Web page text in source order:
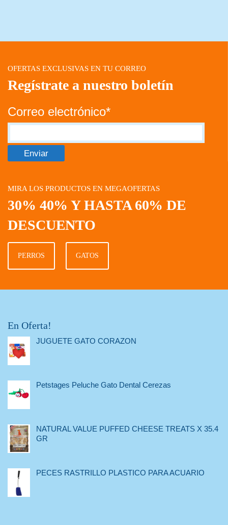
OFERTAS EXCLUSIVAS EN TU CORREO
Regístrate a nuestro boletín
Correo electrónico*
MIRA LOS PRODUCTOS EN MEGAOFERTAS
30% 40% Y HASTA 60% DE
DESCUENTO
PERROS GATOS
En Oferta!
JUGUETE GATO CORAZON
Petstages Peluche Gato Dental Cerezas
NATURAL VALUE PUFFED CHEESE TREATS X 35.4
GR
PECES RASTRILLO PLASTICO PARA ACUARIO